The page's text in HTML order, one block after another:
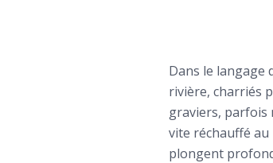
Dans le langage
rivière, charriés
graviers, parfois
vite réchauffé au
plongent